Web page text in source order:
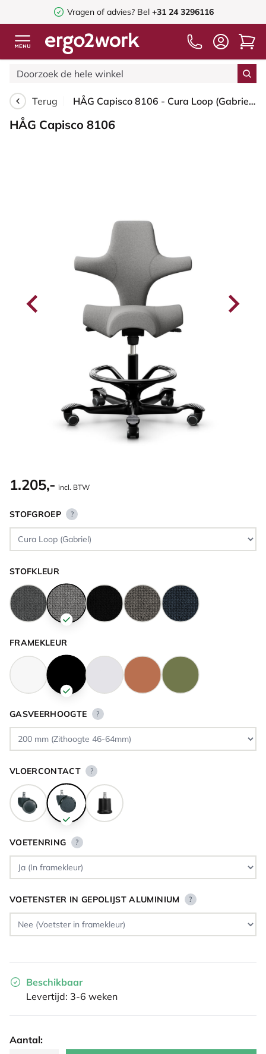
Vragen of advies? Bel +31 24 3296116
Terug HÅG Capisco 8106 - Cura Loop (Gabriel) - Gerecycled Polyester - CLP60110 Light grey - Framekleur - Zwart - Gasveer - 200 mm (Zithoogte 46-64cm) - Vloercontact - Harde wielen t.b.v. zachte vloeren - Voetenring - Ja, in framekleur - Voetster - Nee, voets...
HÅG Capisco 8106
1.205,- incl. BTW
STOFGROEP ?
STOFKLEUR
FRAMEKLEUR
GASVEERHOOGTE ?
VLOERCONTACT ?
VOETENRING ?
VOETENSTER IN GEPOLIJST ALUMINIUM ?
Beschikbaar
Levertijd: 3-6 weken
Aantal: